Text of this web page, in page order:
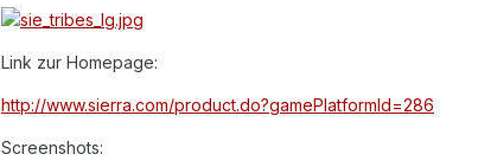
Link zur Homepage:
http://www.sierra.com/product.do?gamePlatformId=286
Screenshots: